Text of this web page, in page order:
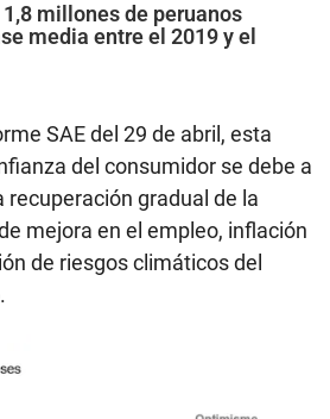
1,8 millones de peruanos
media entre el 2019 y el
SAE del 29 de abril, esta
del consumidor se debe a
gradual de la
mejora en el empleo, inflación
de riesgos climáticos del